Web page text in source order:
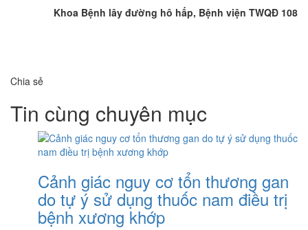
Khoa Bệnh lây đường hô hấp, Bệnh viện TWQĐ 108
Chia sẻ
Tin cùng chuyên mục
Cảnh giác nguy cơ tổn thương gan
do tự ý sử dụng thuốc nam điều trị
bệnh xương khớp